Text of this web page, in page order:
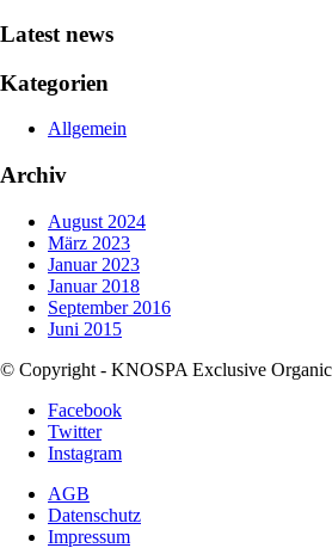
Latest news
Kategorien
Allgemein
Archiv
August 2024
März 2023
Januar 2023
Januar 2018
September 2016
Juni 2015
© Copyright - KNOSPA Exclusive
Facebook
Twitter
Instagram
AGB
Datenschutz
Impressum